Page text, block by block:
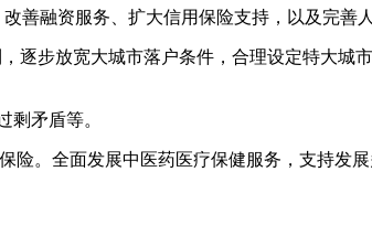
善融资服务、扩大信用保险支持，以及完善
逐步放宽大城市落户条件，合理设定特大城
剩矛盾等。
险。全面发展中医药医疗保健服务，支持发